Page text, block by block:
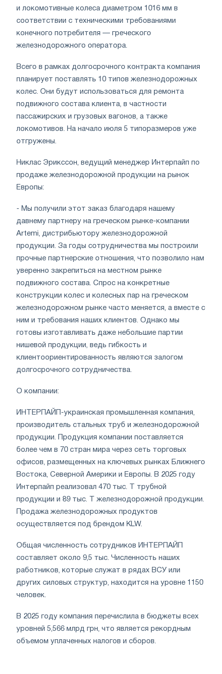
и локомотивные колеса диаметром 1016 мм в
соответствии с техническими требованиями
конечного потребителя — греческого
железнодорожного оператора.
Всего в рамках долгосрочного контракта компания
планирует поставлять 10 типов железнодорожных
колес. Они будут использоваться для ремонта
подвижного состава клиента, в частности
пассажирских и грузовых вагонов, а также
локомотивов. На начало июля 5 типоразмеров уже
отгружены.
Никлас Эрикссон, ведущий менеджер Интерпайп по
продаже железнодорожной продукции на рынок
Европы:
- Мы получили этот заказ благодаря нашему
давнему партнеру на греческом рынке-компании
Artemi, дистрибьютору железнодорожной
продукции. За годы сотрудничества мы построили
прочные партнерские отношения, что позволило нам
уверенно закрепиться на местном рынке
подвижного состава. Спрос на конкретные
конструкции колес и колесных пар на греческом
железнодорожном рынке часто меняется, а вместе с
ним и требования наших клиентов. Однако мы
готовы изготавливать даже небольшие партии
нишевой продукции, ведь гибкость и
клиентоориентированность являются залогом
долгосрочного сотрудничества.
О компании:
ИНТЕРПАЙП-украинская промышленная компания,
производитель стальных труб и железнодорожной
продукции. Продукция компании поставляется
более чем в 70 стран мира через сеть торговых
офисов, размещенных на ключевых рынках Ближнего
Востока, Северной Америки и Европы. В 2025 году
Интерпайп реализовал 470 тыс. Т трубной
продукции и 89 тыс. Т железнодорожной продукции.
Продажа железнодорожных продуктов
осуществляется под брендом KLW.
Общая численность сотрудников ИНТЕРПАЙП
составляет около 9,5 тыс. Численность наших
работников, которые служат в рядах ВСУ или
других силовых структур, находится на уровне 1150
человек.
В 2025 году компания перечислила в бюджеты всех
уровней 5,566 млрд грн, что является рекордным
объемом уплаченных налогов и сборов.